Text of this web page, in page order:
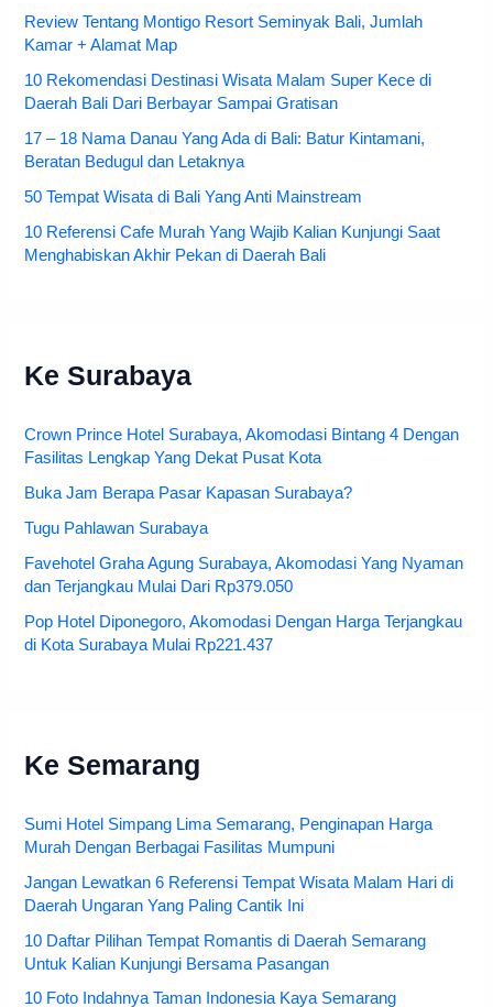
Review Tentang Montigo Resort Seminyak Bali, Jumlah
Kamar + Alamat Map
10 Rekomendasi Destinasi Wisata Malam Super Kece di
Daerah Bali Dari Berbayar Sampai Gratisan
17 – 18 Nama Danau Yang Ada di Bali: Batur Kintamani,
Beratan Bedugul dan Letaknya
50 Tempat Wisata di Bali Yang Anti Mainstream
10 Referensi Cafe Murah Yang Wajib Kalian Kunjungi Saat
Menghabiskan Akhir Pekan di Daerah Bali
Ke Surabaya
Crown Prince Hotel Surabaya, Akomodasi Bintang 4 Dengan
Fasilitas Lengkap Yang Dekat Pusat Kota
Buka Jam Berapa Pasar Kapasan Surabaya?
Tugu Pahlawan Surabaya
Favehotel Graha Agung Surabaya, Akomodasi Yang Nyaman
dan Terjangkau Mulai Dari Rp379.050
Pop Hotel Diponegoro, Akomodasi Dengan Harga Terjangkau
di Kota Surabaya Mulai Rp221.437
Ke Semarang
Sumi Hotel Simpang Lima Semarang, Penginapan Harga
Murah Dengan Berbagai Fasilitas Mumpuni
Jangan Lewatkan 6 Referensi Tempat Wisata Malam Hari di
Daerah Ungaran Yang Paling Cantik Ini
10 Daftar Pilihan Tempat Romantis di Daerah Semarang
Untuk Kalian Kunjungi Bersama Pasangan
10 Foto Indahnya Taman Indonesia Kaya Semarang